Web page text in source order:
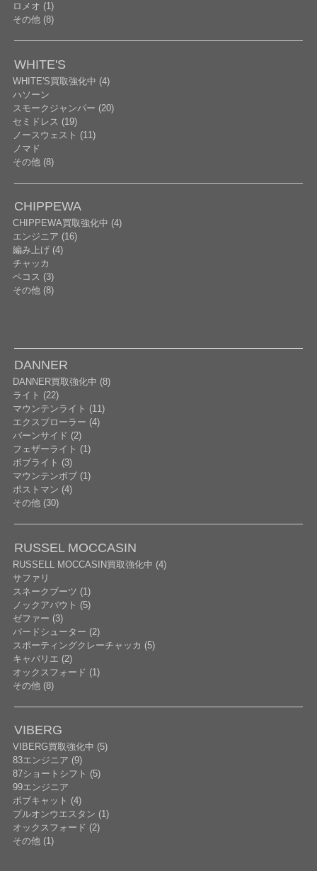
ロメオ (1)
その他 (8)
WHITE'S
WHITE'S買取強化中 (4)
ハソーン
スモークジャンパー (20)
セミドレス (19)
ノースウェスト (11)
ノマド
その他 (8)
CHIPPEWA
CHIPPEWA買取強化中 (4)
エンジニア (16)
編み上げ (4)
チャッカ
ペコス (3)
その他 (8)
DANNER
DANNER買取強化中 (8)
ライト (22)
マウンテンライト (11)
エクスプローラー (4)
バーンサイド (2)
フェザーライト (1)
ボブライト (3)
マウンテンボブ (1)
ポストマン (4)
その他 (30)
RUSSEL MOCCASIN
RUSSELL MOCCASIN買取強化中 (4)
サファリ
スネークブーツ (1)
ノックアバウト (5)
ゼファー (3)
バードシューター (2)
スポーティングクレーチャッカ (5)
キャバリエ (2)
オックスフォード (1)
その他 (8)
VIBERG
VIBERG買取強化中 (5)
83エンジニア (9)
87ショートシフト (5)
99エンジニア
ボブキャット (4)
プルオンウエスタン (1)
オックスフォード (2)
その他 (1)